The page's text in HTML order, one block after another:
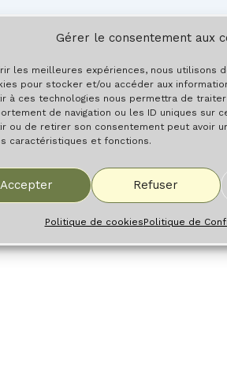
Gérer le consentement aux
les meilleures expériences, nous utilisons
pour stocker et/ou accéder aux
à ces technologies nous permettra de
de navigation ou les ID uniques sur
ou de retirer son consentement peut avoir
caractéristiques et fonctions.
Accepter Refuser
Politique de cookiesPolitique de